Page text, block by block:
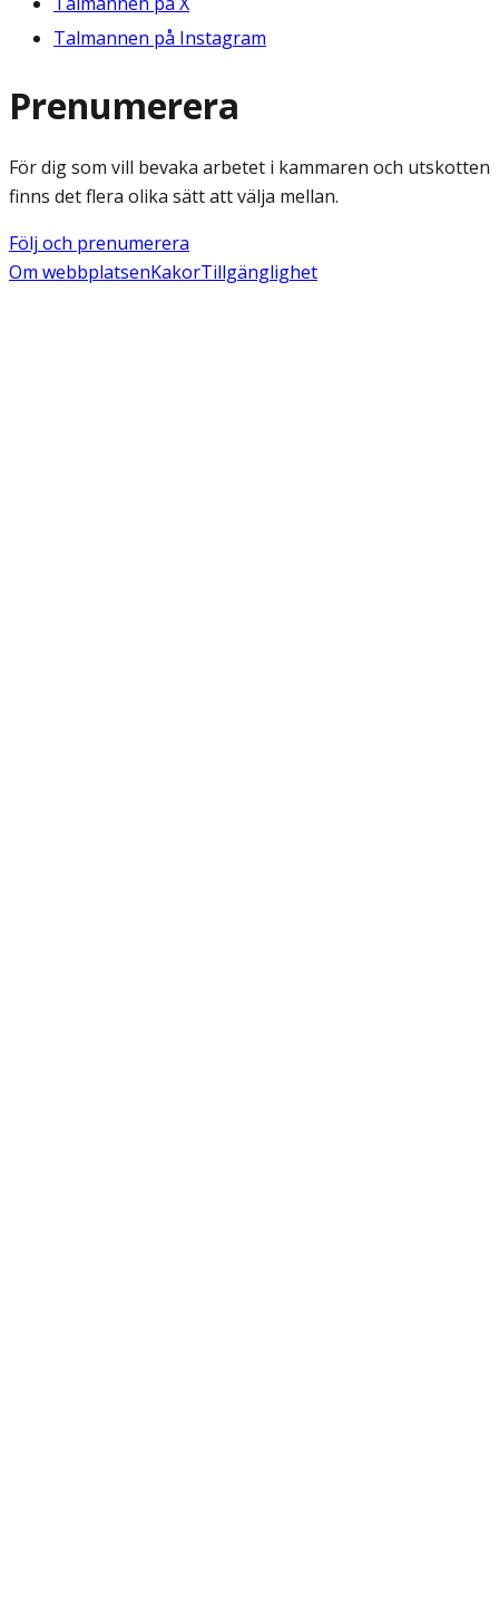
Talmannen på Instagram
Prenumerera
För dig som vill bevaka arbetet i kammaren och utskotten
finns det flera olika sätt att välja mellan.
Följ och prenumerera
Om webbplatsenKakorTillgänglighet